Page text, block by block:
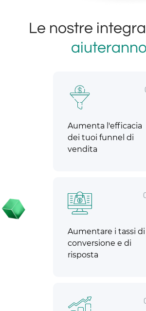
Le nostre
aiuteranno
Aumenta l'efficacia
dei tuoi funnel di
vendita
Aumentare i tassi di
conversione e di
risposta